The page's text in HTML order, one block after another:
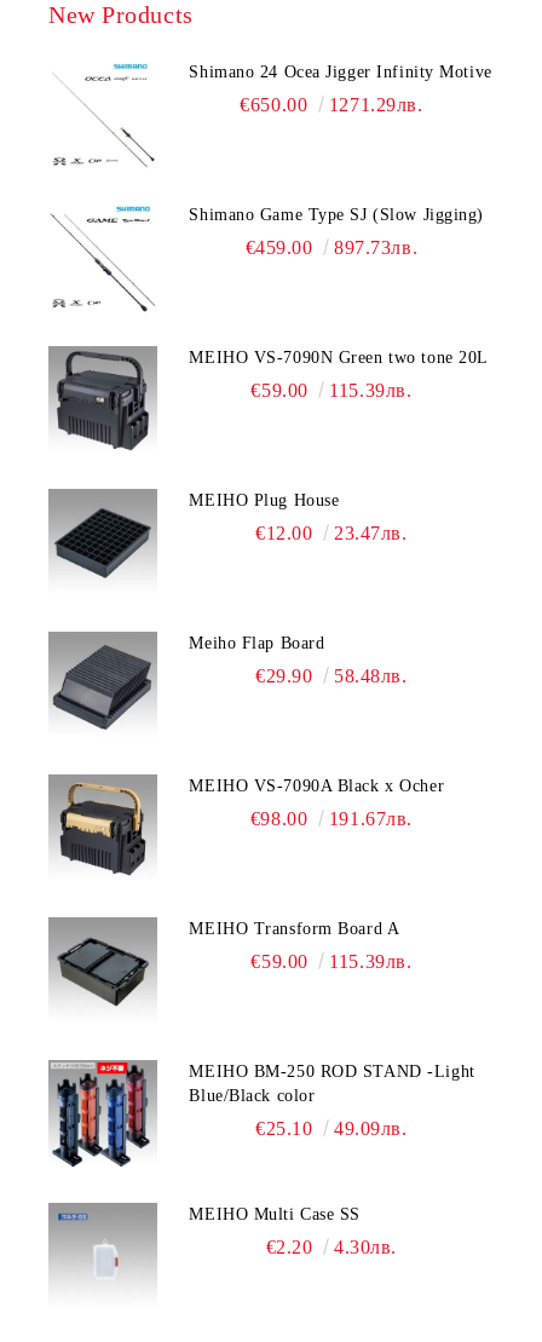
New Products
Shimano 24 Ocea Jigger Infinity Motive
€650.00 1271.29лв.
Shimano Game Type SJ (Slow Jigging)
€459.00 897.73лв.
MEIHO VS-7090N Green two tone 20L
€59.00 115.39лв.
MEIHO Plug House
€12.00 23.47лв.
Meiho Flap Board
€29.90 58.48лв.
MEIHO VS-7090A Black x Ocher
€98.00 191.67лв.
MEIHO Transform Board A
€59.00 115.39лв.
MEIHO BM-250 ROD STAND -Light
Blue/Black color
€25.10 49.09лв.
MEIHO Multi Case SS
€2.20 4.30лв.